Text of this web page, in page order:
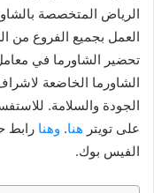
الرياض المتخصصة
تحضير الشاورما في
الشاورما الخاضعة
على تويتر هنا. وهنا رابط
الفيس بوك.